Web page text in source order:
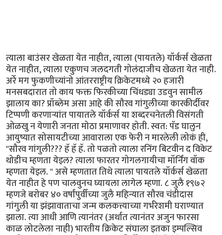
त्याला बाउंसर खेळता येत नाहीत, त्याला (पायतले) यॉर्कर्स खेळता
येत नाहीत, त्याला एकुणच जलदगती गोलंदाजीच खेळता येत नाही.
अर्रे मग फुकणीच्यांनो आंतरराष्ट्रीय क्रिकेटमध्ये २० हजारी
मनसबदारात तो काय फक्त फिरकीच्या चिंधड्या उडवुन सामील
झालाय का? प्रॉब्लेम असा आहे की सौरव गांगुलीच्या कारकीर्दीवर
टिप्पणी करणार्‍यांत पायातले यॉर्कर्स या शब्दरचनेतली विसंगती
ओळखु न येणारी जनता मोठा प्रमाणावर होती. स्वत: पॅड घालुन
आयुष्यात सोसायटीच्या आवाराला एक फेरी न मारलेली लोकं ही,
"सौरव गांगुली??? हॅ हॅ हॅ. तो पळतो त्याला रनिंग बिटवीन द विकेट
थोडीच म्हणता येइल? त्याला फारतर गोगलगायीचा मॉर्निंग वॉक
म्हणता येइल. " असे म्हणतात तिथे त्याला पायतले यॉर्कर्स खेळता
येत नाहीत हे पण चालवुनच घ्यायला लागेल म्हणा. ८ जुलै १९७२
म्हणजे बरोबर ४० वर्षांपुर्वीच्या जुलै महिन्यात सौरव चंडीदास
गांगुली या झंझावाताचा जन्म कलकत्त्याच्या गर्भरेशमी घराण्यात
झाला. त्या आधी आणि त्यानंतर (अर्थात त्यानंतर अजुन फारसा
काळ लोटलेला नाही) भारतीय क्रिकेट संघाला इतका इम्पल्सिव